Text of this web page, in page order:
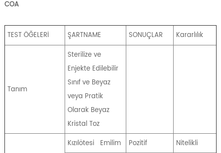
COA
TEST ÖĞELERİ ŞARTNAME SONUÇLAR Kararlılık
Tanım
Sterilize ve
Enjekte Edilebilir
Sınıf ve Beyaz
veya Pratik
Olarak Beyaz
Kristal Toz
Kızılötesi Emilim Pozitif
Nitelikli